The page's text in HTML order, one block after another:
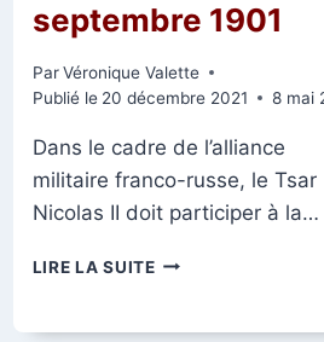
septembre 1901
Par Véronique Valette
Publié le 20 décembre 2021 8 mai
Dans le cadre de l’alliance
militaire franco-russe, le Tsar
Nicolas II doit participer à la…
LIRE LA SUITEPORTE
VISITE